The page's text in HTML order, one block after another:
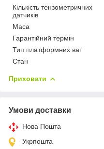
Кількість тензометричних
датчиків
Маса
Гарантійний термін
Тип платформних ваг
Стан
Приховати
Умови доставки
Нова Пошта
Укрпошта